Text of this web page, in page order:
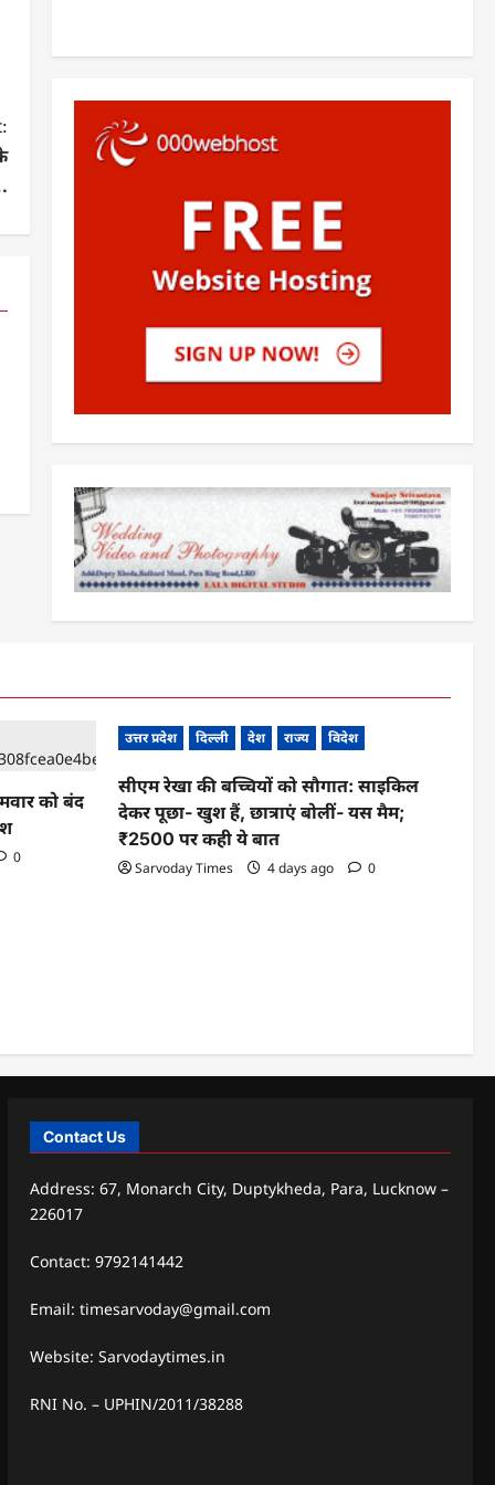
को बंद
0
उत्तर प्रदेश दिल्ली देश राज्य विदेश
सीएम रेखा की बच्चियों को सौगात: साइकिल
देकर पूछा- खुश हैं, छात्राएं बोलीं- यस मैम;
₹2500 पर कही ये बात
Sarvoday Times 4 days ago 0
Contact Us
Address: 67, Monarch City, Duptykheda, Para, Lucknow –
226017
Contact: 9792141442
Email: timesarvoday@gmail.com
Website: Sarvodaytimes.in
RNI No. – UPHIN/2011/38288